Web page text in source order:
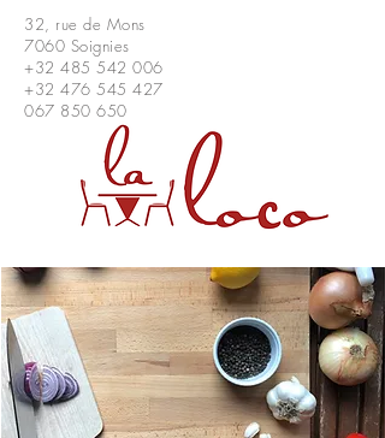
32, rue de Mons
7060 Soignies
+32 485 542 006
+32 476 545 427
067 850 650